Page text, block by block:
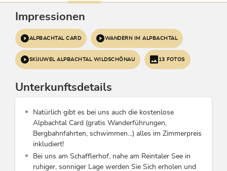
Impressionen
ALPBACHTAL CARD WANDERN IM ALPBACHTAL
SKIJUWEL ALPBACHTAL WILDSCHÖNAU 13 FOTOS
Unterkunftsdetails
Natürlich gibt es bei uns auch die kostenlose
Alpbachtal Card (gratis Wanderführungen,
Bergbahnfahrten, schwimmen...) alles im Zimmerpreis
inkludiert!
Bei uns am Schafflerhof, nahe am Reintaler See in
ruhiger, sonniger Lage werden Sie Sich erholen und